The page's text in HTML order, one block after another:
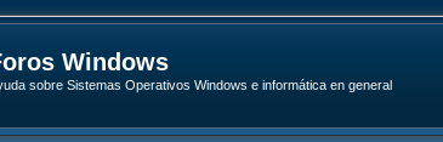
Windows
sobre Sistemas Operativos Windows e informática en general